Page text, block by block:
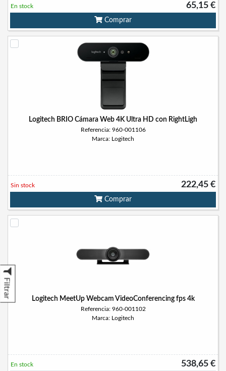
Filtrar
65,15 €
En stock
Comprar
Logitech BRIO Cámara Web 4K Ultra HD con RightLigh
Referencia: 960-001106
Marca: Logitech
222,45 €
Sin stock
Comprar
Logitech MeetUp Webcam VideoConferencing fps 4k
Referencia: 960-001102
Marca: Logitech
538,65 €
En stock